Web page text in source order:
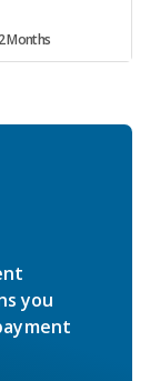
Months
you